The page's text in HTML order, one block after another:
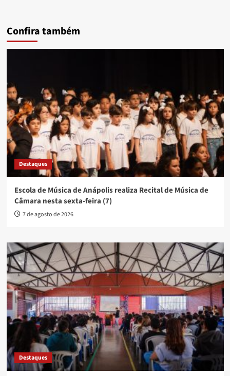
Confira também
Destaques
Escola de Música de Anápolis realiza Recital de Música de
Câmara nesta sexta-feira (7)
7 de agosto de 2026
Destaques